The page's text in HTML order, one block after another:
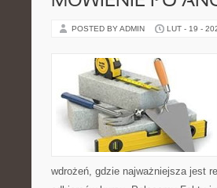
POSTED BY ADMIN LUT - 19 -
wdrożeń, gdzie najważniejsza jest